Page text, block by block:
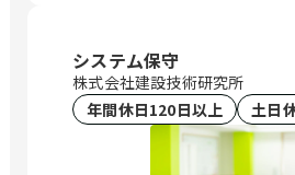
幌、仙台、万博記
いたま新都心、与
前、浜町、伏見、北
システム保守
株式会社建設技術研究所
年間休日120日以上
土日